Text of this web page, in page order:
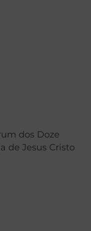
dos Doze
de Jesus Cristo